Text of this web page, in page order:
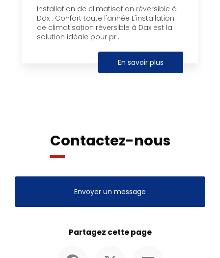
Installation de climatisation réversible à
Dax : Confort toute l'année L'installation
de climatisation réversible à Dax est la
solution idéale pour pr...
En savoir plus
Contactez-nous
Envoyer un message
Partagez cette page